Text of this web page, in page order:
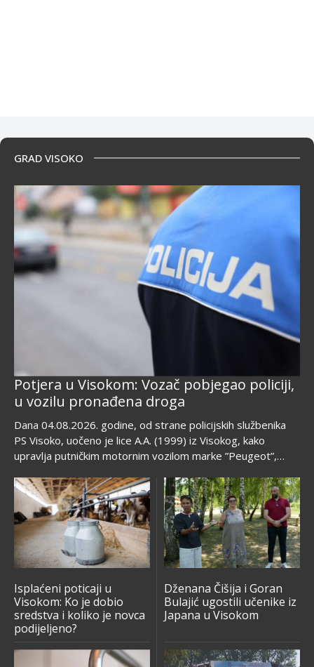
GRAD VISOKO
Potjera u Visokom: Vozač pobjegao policiji,
u vozilu pronađena droga
Dana 04.08.2026. godine, od strane policijskih službenika
PS Visoko, uočeno je lice A.A. (1999) iz Visokog, kako
upravlja putničkim motornim vozilom marke ”Peugeot”,
Isplaćeni poticaji u
Visokom: Ko je dobio
sredstva i koliko je novca
podijeljeno?
Dženana Čišija i Goran
Bulajić ugostili učenike iz
Japana u Visokom